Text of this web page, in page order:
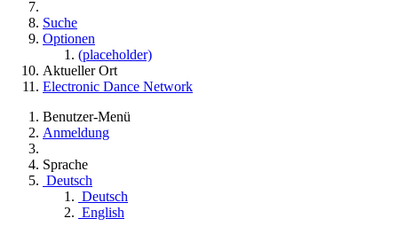
Suche
Optionen
(placeholder)
Aktueller Ort
Electronic Dance Network
Benutzer-Menü
Anmeldung
Sprache
Deutsch
Deutsch
English